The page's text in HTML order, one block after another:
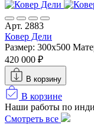
Арт. 2883
Ковер Дели
Размер: 300х500
420 000 ₽
В корзину
В корзине
Наши работы по
Смотреть все